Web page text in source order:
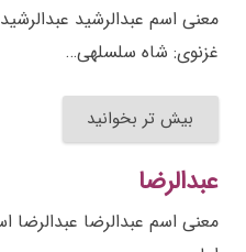
غزنوی: شاه سلسلهی…
بیش تر بخوانید
عبدالرضا